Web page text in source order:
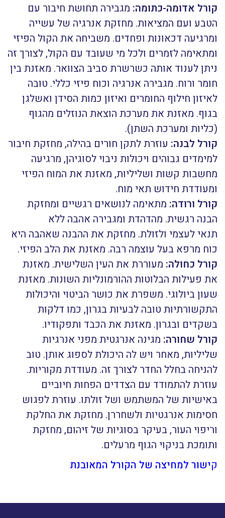
קורל אדומה-כתומה: מגבירה תחושת חיבור עם
הטבע ועם המציאות. מחזקת אנרגיה של עשייה
ומרגיעה דכאונות ופחדים. משביחה את הקול הפיזי
ומתאימה לזמרים ולכל מי שעובד עם הקול, לצורך זה
ניתן לענוד אותה כשרשרת סביב הצוואר. מאזנת בין
חומר ורוח. מגבירה אנרגיה וכוח פיזי כללי. טובה
לאיזון חילוף החומרים ואיזון כמות הסידן ואשלגן
בגוף. מאזנת את מערכת הוצאת הנוזלים מהגוף
(כליות ומערכת השתן).
קורל לבנה: עוזרת לתקן חורים בהילה, מחזקת חיבור
למימדים גבוהים ויכולות ניבוי לסוגיהן, מרגיעה
מחשבות קשות ושליליות, מאזנת את המוח הפיזי
ומעודדת חידוש תאי מוח.
קורל ורודה: מתאימה לנושאים רגשיים ומחזקת
הבנה רגשית. מהדהדת ומגבירה אהבה ללא
תנאי לעצמי ולזולת. מחזקת את ההבנה שאהבה היא
כוח מרפא בעל עוצמה רבה. מאזנת את הלב הפיזי.
קורל כחולה: מעוררת את העין השלישית. מאזנת
את פעילות הבלוטות ההורמונליות השונות. מאזנת
שעון ביולוגי. משפרת את כושר הביטוי והיכולות
התקשורתיות טובה לבעיות בגרון, כמו דלקות
בשקדים ובגרון. מאזנת את הכבד ותפקודיו.
קורל שחורה: מגינה אנרגטית מפני אנרגיות
שליליות, מאחר ויש לה היכולת לספוג אותן. טוב
להניחה בחלל החדר לצורך זה. מעודדת מקוריות.
עוזרת להתמודד עם הצדדים הפחות חיוביים
באישיות של המשתמש ושל זולתו. עוזרת לפגוש
חסימות אנרגטיות ולשחררן. מחזקת את החלקת
וריפוי העור, בעיקר בסוגיות של זיהום, מחזקת
ותומכת בניקוי הגוף מרעלים.
קישור למחיצה של הקורל המאובנת